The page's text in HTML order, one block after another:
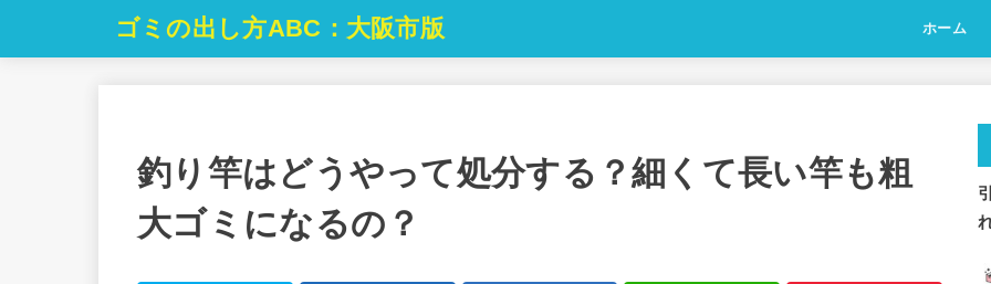
ゴミの出し方ABC：大阪市版 ホーム
釣り竿はどうやって処分する？細くて長い竿も粗
大ゴミになるの？